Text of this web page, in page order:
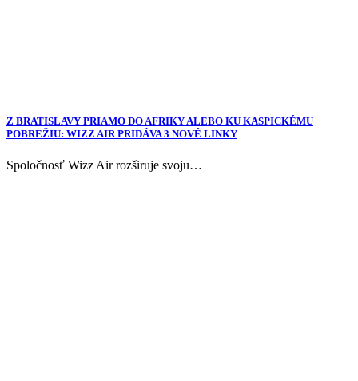
Z BRATISLAVY PRIAMO DO AFRIKY ALEBO KU KASPICKÉMU
POBREŽIU: WIZZ AIR PRIDÁVA 3 NOVÉ LINKY
Spoločnosť Wizz Air rozširuje svoju…